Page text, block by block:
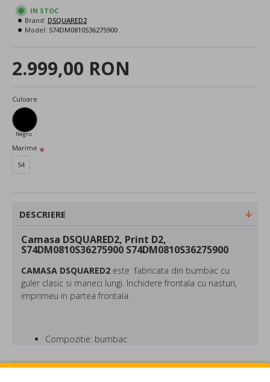
2.999,00 RON
IN STOC
Brand: DSQUARED2
Model: S74DM0810S36275900
Culoare
Negru
Marime
54
DESCRIERE
Camasa DSQUARED2, Print D2,
S74DM0810S36275900 S74DM0810S36275900
CAMASA DSQUARED2 este fabricata din bumbac cu
guler clasic si maneci lungi. Inchidere frontala cu nasturi,
imprimeu in partea frontala.
Compozitie: bumbac